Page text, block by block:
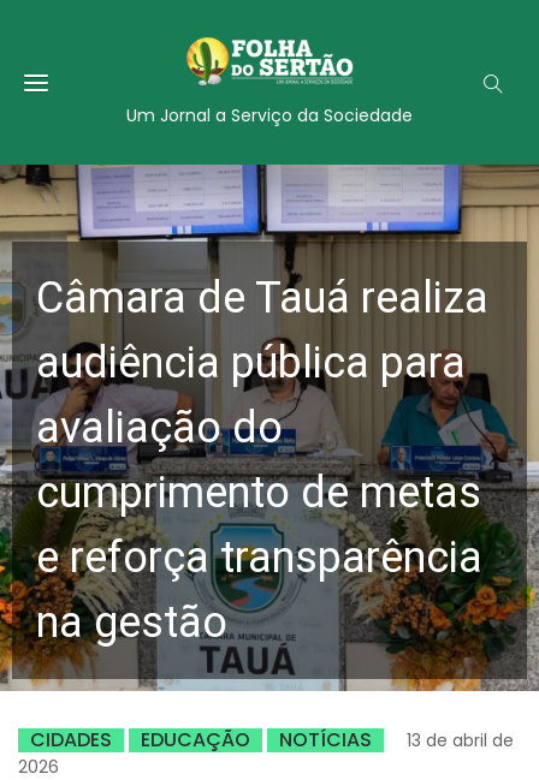
Um Jornal a Serviço da Sociedade
Câmara de Tauá realiza
audiência pública para
avaliação do
cumprimento de metas
e reforça transparência
na gestão
CIDADES EDUCAÇÃO NOTÍCIAS
13 de abril de
2026